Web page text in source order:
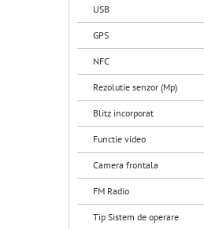
USB
GPS
NFC
Rezolutie senzor (Mp)
Blitz incorporat
Functie video
Camera frontala
FM Radio
Tip Sistem de operare